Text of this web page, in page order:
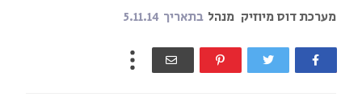
מערכת דוס מיוזיק מנהל בתאריך 5.11.14